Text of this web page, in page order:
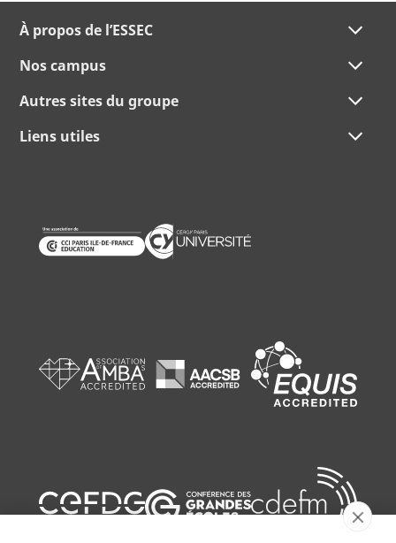
À propos de l’ESSEC
Nos campus
Autres sites du groupe
Liens utiles